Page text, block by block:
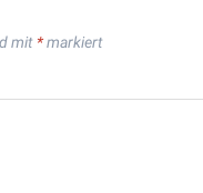
mit *markiert